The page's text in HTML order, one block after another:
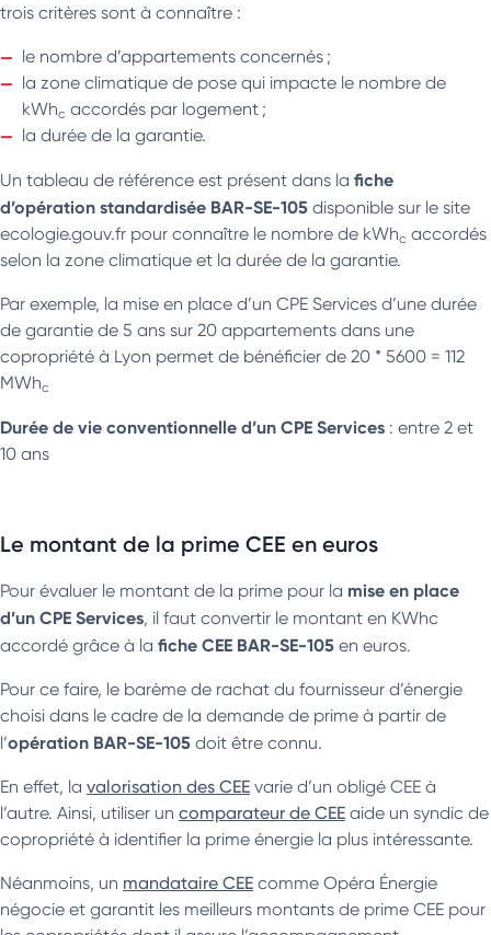
trois critères sont à connaître :
le nombre d’appartements concernés ;
la zone climatique de pose qui impacte le nombre de
kWhc accordés par logement ;
la durée de la garantie.
Un tableau de référence est présent dans la fiche
d’opération standardisée BAR-SE-105 disponible sur le site
ecologie.gouv.fr pour connaître le nombre de kWhc accordés
selon la zone climatique et la durée de la garantie.
Par exemple, la mise en place d’un CPE Services d’une durée
de garantie de 5 ans sur 20 appartements dans une
copropriété à Lyon permet de bénéficier de 20 * 5600 = 112
MWhc
Durée de vie conventionnelle d’un CPE Services : entre 2 et
10 ans
Le montant de la prime CEE en euros
Pour évaluer le montant de la prime pour la mise en place
d’un CPE Services, il faut convertir le montant en KWhc
accordé grâce à la fiche CEE BAR-SE-105 en euros.
Pour ce faire, le barème de rachat du fournisseur d’énergie
choisi dans le cadre de la demande de prime à partir de
l’opération BAR-SE-105 doit être connu.
En effet, la valorisation des CEE varie d’un obligé CEE à
l’autre. Ainsi, utiliser un comparateur de CEE aide un syndic de
copropriété à identifier la prime énergie la plus intéressante.
Néanmoins, un mandataire CEE comme Opéra Énergie
négocie et garantit les meilleurs montants de prime CEE pour